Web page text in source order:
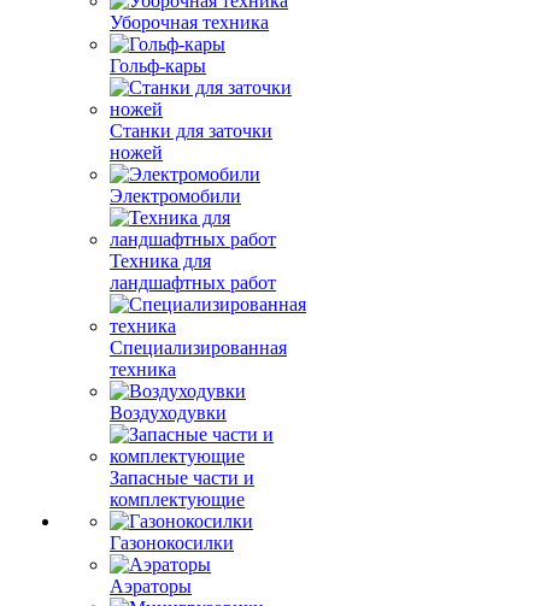
Уборочная техника
Гольф-кары
Станки для заточки
ножей
Электромобили
Техника для
ландшафтных работ
Специализированная
техника
Воздуходувки
Запасные части и
комплектующие
Газонокосилки
Аэраторы